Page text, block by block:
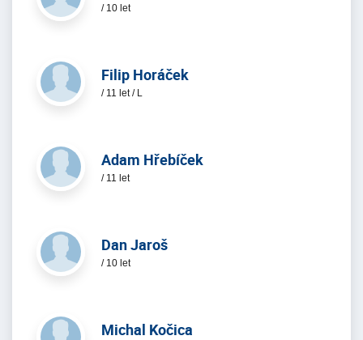
/ 10 let
Filip Horáček
/ 11 let / L
Adam Hřebíček
/ 11 let
Dan Jaroš
/ 10 let
Michal Kočica